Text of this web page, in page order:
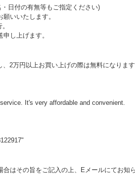
日付の有無等もご指定ください)
いいたします。
し上げます。
2万円以上お買い上げの際は無料になりま
It's very affordable and convenient.
はその旨をご記入の上、Eメールにてお知